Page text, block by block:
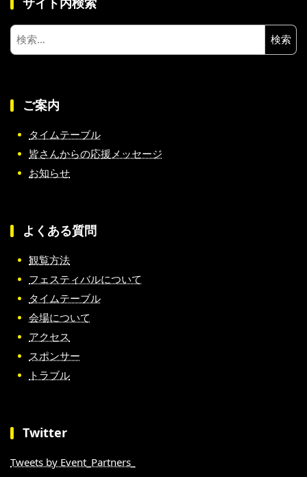
検
索:
ご案内
タイムテーブル
皆さんからの応援メッセージ
お知らせ
よくある質問
観覧方法
フェスティバルについて
タイムテーブル
会場について
アクセス
スポンサー
トラブル
Twitter
Tweets by Event_Partners_